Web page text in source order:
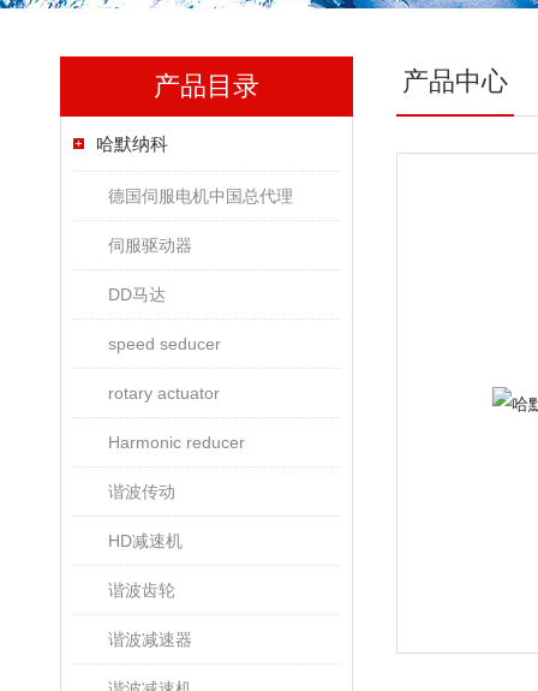
产品目录
哈默纳科
德国伺服电机中国总代理
伺服驱动器
DD马达
speed seducer
rotary actuator
Harmonic reducer
谐波传动
HD减速机
谐波齿轮
谐波减速器
产品中心